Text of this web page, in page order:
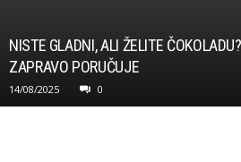
NISTE GLADNI, ALI ŽELITE
ZAPRAVO PORUČUJE
14/08/2025 0